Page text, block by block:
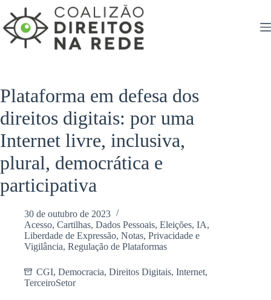
para
o
conteúdo
Plataforma em defesa dos
direitos digitais: por uma
Internet livre, inclusiva,
plural, democrática e
participativa
30 de outubro de 2023
Acesso, Cartilhas, Dados Pessoais, Eleições, IA,
Liberdade de Expressão, Notas, Privacidade e
Vigilância, Regulação de Plataformas
CGI, Democracia, Direitos Digitais, Internet,
TerceiroSetor